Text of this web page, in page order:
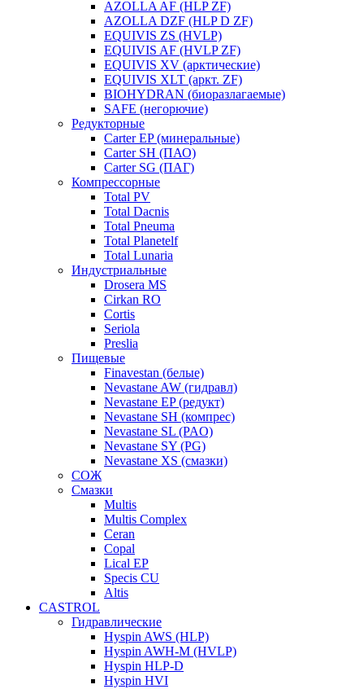
AZOLLA AF (HLP ZF)
AZOLLA DZF (HLP D ZF)
EQUIVIS ZS (HVLP)
EQUIVIS AF (HVLP ZF)
EQUIVIS XV (арктические)
EQUIVIS XLT (аркт. ZF)
BIOHYDRAN (биоразлагаемые)
SAFE (негорючие)
Редукторные
Carter EP (минеральные)
Carter SH (ПАО)
Carter SG (ПАГ)
Компрессорные
Total PV
Total Dacnis
Total Pneuma
Total Planetelf
Total Lunaria
Индустриальные
Drosera MS
Cirkan RO
Cortis
Seriola
Preslia
Пищевые
Finavestan (белые)
Nevastane AW (гидравл)
Nevastane EP (редукт)
Nevastane SH (компрес)
Nevastane SL (PAO)
Nevastane SY (PG)
Nevastane XS (смазки)
СОЖ
Смазки
Multis
Multis Complex
Ceran
Copal
Lical EP
Specis CU
Altis
CASTROL
Гидравлические
Hyspin AWS (HLP)
Hyspin AWH-M (HVLP)
Hyspin HLP-D
Hyspin HVI